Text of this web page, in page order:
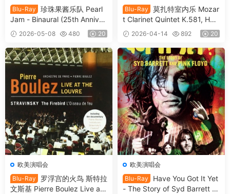
Blu-Ray
珍珠果酱乐队 Pearl
Jam - Binaural (25th Anniver
sary Edition) (2025, Blu-ray
Audio) [BDISO 12.5GB]
2026-05-08 480 20
Blu-Ray
莫扎特室内乐 Mozar
t Clarinet Quintet K.581, Hor
n Quintet K.407 & String Qu
artet K.169 2010 [BDISO 22.
2GB]
2026-04-14 892 20
欧美演唱会
Blu-Ray
罗浮宫的火鸟 斯特拉
文斯基 Pierre Boulez Live at t
欧美演唱会
Blu-Ray
Have You Got It Yet
- The Story of Syd Barrett a